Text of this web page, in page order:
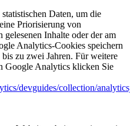
Daten, um die
Priorisierung von
Inhalte oder der am
Analytics-Cookies speichern
zu zwei Jahren. Für weitere
Google Analytics klicken Sie
devguides/collection/